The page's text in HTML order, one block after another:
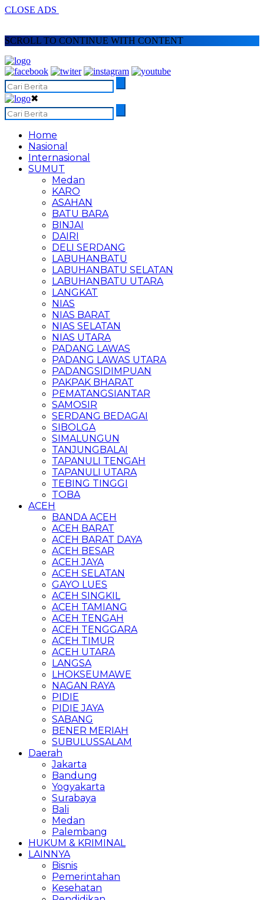
CLOSE ADS
SCROLL TO CONTINUE WITH CONTENT
✖
Home
Nasional
Internasional
SUMUT
Medan
KARO
ASAHAN
BATU BARA
BINJAI
DAIRI
DELI SERDANG
LABUHANBATU
LABUHANBATU SELATAN
LABUHANBATU UTARA
LANGKAT
NIAS
NIAS BARAT
NIAS SELATAN
NIAS UTARA
PADANG LAWAS
PADANG LAWAS UTARA
PADANGSIDIMPUAN
PAKPAK BHARAT
PEMATANGSIANTAR
SAMOSIR
SERDANG BEDAGAI
SIBOLGA
SIMALUNGUN
TANJUNGBALAI
TAPANULI TENGAH
TAPANULI UTARA
TEBING TINGGI
TOBA
ACEH
BANDA ACEH
ACEH BARAT
ACEH BARAT DAYA
ACEH BESAR
ACEH JAYA
ACEH SELATAN
GAYO LUES
ACEH SINGKIL
ACEH TAMIANG
ACEH TENGAH
ACEH TENGGARA
ACEH TIMUR
ACEH UTARA
LANGSA
LHOKSEUMAWE
NAGAN RAYA
PIDIE
PIDIE JAYA
SABANG
BENER MERIAH
SUBULUSSALAM
Daerah
Jakarta
Bandung
Yogyakarta
Surabaya
Bali
Medan
Palembang
HUKUM & KRIMINAL
LAINNYA
Bisnis
Pemerintahan
Kesehatan